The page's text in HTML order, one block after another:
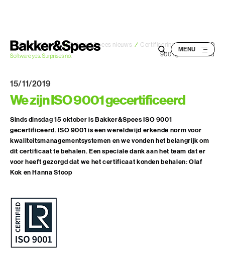
Bakker&Spees / Bakker&Spees nieuws / Certificering / We zijn ISO
9001 gecertificeerd
15/11/2019
We zijn ISO 9001 gecertificeerd
Sinds dinsdag 15 oktober is Bakker&Spees ISO 9001
gecertificeerd. ISO 9001 is een wereldwijd erkende norm voor
kwaliteitsmanagementsystemen en we vonden het belangrijk om
dit certificaat te behalen. Een speciale dank aan het team dat er
voor heeft gezorgd dat we het certificaat konden behalen: Olaf
Kok en Hanna Stoop